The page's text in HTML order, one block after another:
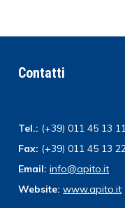
Contatti
Tel.: (+39) 011 45 13
Fax: (+39) 011 45 13
Email: info@apito.it
Website: www.apito.it